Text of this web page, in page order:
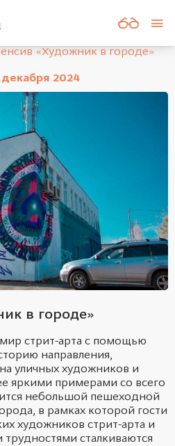
«Художник в городе»
в городе»
мир стрит-арта с помощью
направления,
уличных художников и
яркими примерами со всего
небольшой пешеходной
в рамках которой гости
художников стрит-арта и
сталкиваются
2024